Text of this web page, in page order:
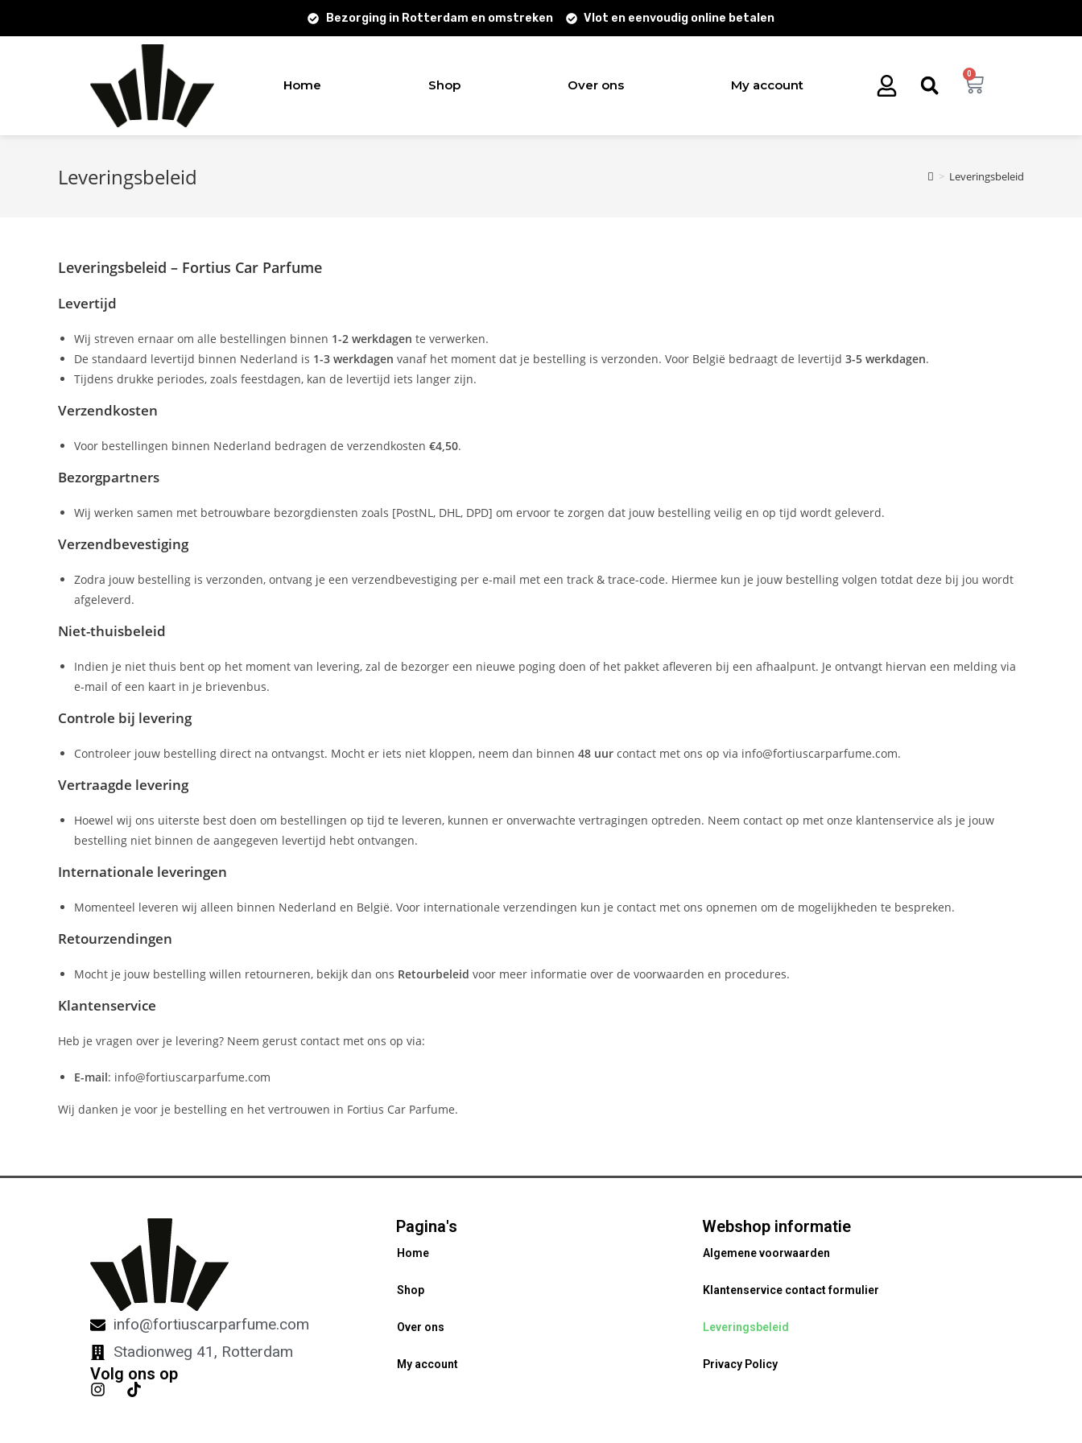
Bezorging in Rotterdam en omstreken Vlot en eenvoudig online betalen
Home Shop Over ons My account
0
Leveringsbeleid > Leveringsbeleid
Leveringsbeleid – Fortius Car Parfume
Levertijd
Wij streven ernaar om alle bestellingen binnen 1-2 werkdagen te verwerken.
De standaard levertijd binnen Nederland is 1-3 werkdagen vanaf het moment dat je bestelling is verzonden. Voor België bedraagt de levertijd 3-5 werkdagen.
Tijdens drukke periodes, zoals feestdagen, kan de levertijd iets langer zijn.
Verzendkosten
Voor bestellingen binnen Nederland bedragen de verzendkosten €4,50.
Bezorgpartners
Wij werken samen met betrouwbare bezorgdiensten zoals [PostNL, DHL, DPD] om ervoor te zorgen dat jouw bestelling veilig en op tijd wordt geleverd.
Verzendbevestiging
Zodra jouw bestelling is verzonden, ontvang je een verzendbevestiging per e-mail met een track & trace-code. Hiermee kun je jouw bestelling volgen totdat deze bij jou wordt
afgeleverd.
Niet-thuisbeleid
Indien je niet thuis bent op het moment van levering, zal de bezorger een nieuwe poging doen of het pakket afleveren bij een afhaalpunt. Je ontvangt hiervan een melding via
e-mail of een kaart in je brievenbus.
Controle bij levering
Controleer jouw bestelling direct na ontvangst. Mocht er iets niet kloppen, neem dan binnen 48 uur contact met ons op via info@fortiuscarparfume.com.
Vertraagde levering
Hoewel wij ons uiterste best doen om bestellingen op tijd te leveren, kunnen er onverwachte vertragingen optreden. Neem contact op met onze klantenservice als je jouw
bestelling niet binnen de aangegeven levertijd hebt ontvangen.
Internationale leveringen
Momenteel leveren wij alleen binnen Nederland en België. Voor internationale verzendingen kun je contact met ons opnemen om de mogelijkheden te bespreken.
Retourzendingen
Mocht je jouw bestelling willen retourneren, bekijk dan ons Retourbeleid voor meer informatie over de voorwaarden en procedures.
Klantenservice
Heb je vragen over je levering? Neem gerust contact met ons op via:
E-mail: info@fortiuscarparfume.com
Wij danken je voor je bestelling en het vertrouwen in Fortius Car Parfume.
info@fortiuscarparfume.com
Stadionweg 41, Rotterdam
Volg ons op
Pagina's
Home
Shop
Over ons
My account
Webshop informatie
Algemene voorwaarden
Klantenservice contact formulier
Leveringsbeleid
Privacy Policy